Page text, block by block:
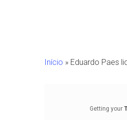
Início » Eduardo Paes
Getting your